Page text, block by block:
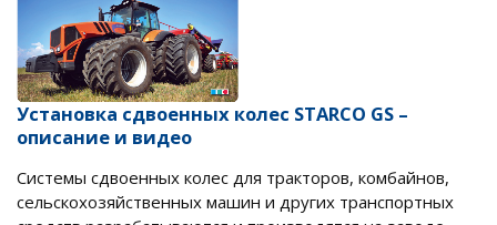
Установка сдвоенных колес STARCO GS –
описание и видео
Системы сдвоенных колес для тракторов, комбайнов,
сельскохозяйственных машин и других транспортных